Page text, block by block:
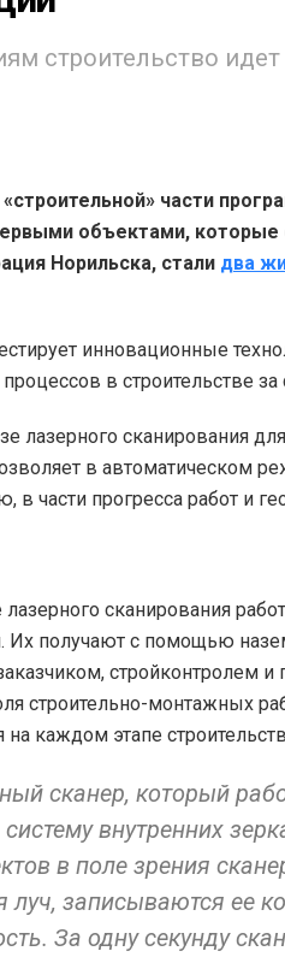
строительство идет
части
объектами,
Норильска, стали два
инновационные
в строительстве
лазерного сканирования
в автоматическом
части прогресса работ и
сканирования
Их получают с помощью
стройконтролем
строительно-монтажных
каждом этапе
сканер, который
внутренних
в поле зрения
луч, записываются ее
За одну секунду